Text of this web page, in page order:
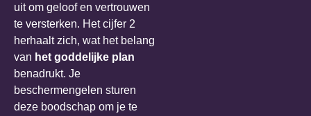
uit om geloof en vertrouwen
te versterken. Het cijfer 2
herhaalt zich, wat het belang
van het goddelijke plan
benadrukt. Je
beschermengelen sturen
deze boodschap om je te